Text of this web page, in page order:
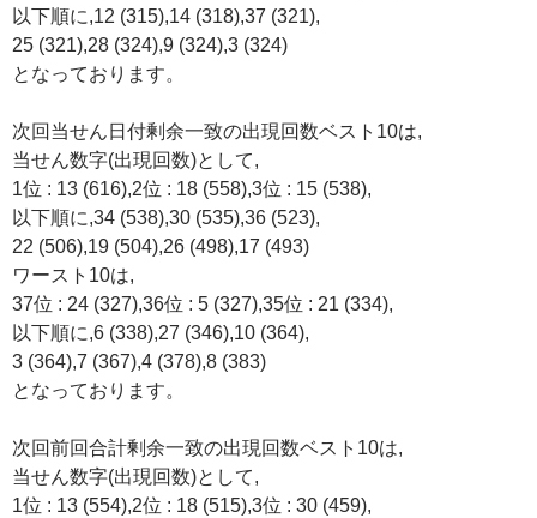
以下順に,12 (315),14 (318),37 (321),
25 (321),28 (324),9 (324),3 (324)
となっております。
次回当せん日付剰余一致の出現回数ベスト10は,
当せん数字(出現回数)として,
1位 : 13 (616),2位 : 18 (558),3位 : 15 (538),
以下順に,34 (538),30 (535),36 (523),
22 (506),19 (504),26 (498),17 (493)
ワースト10は,
37位 : 24 (327),36位 : 5 (327),35位 : 21 (334),
以下順に,6 (338),27 (346),10 (364),
3 (364),7 (367),4 (378),8 (383)
となっております。
次回前回合計剰余一致の出現回数ベスト10は,
当せん数字(出現回数)として,
1位 : 13 (554),2位 : 18 (515),3位 : 30 (459),